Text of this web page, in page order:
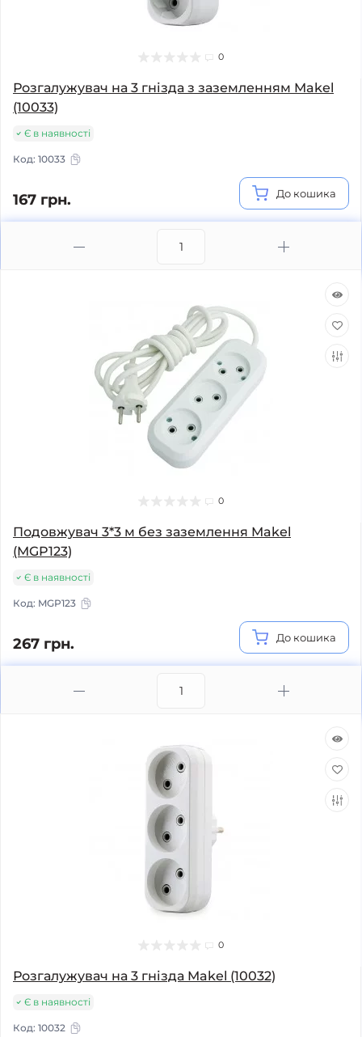
0
Розгалужувач на 3 гнізда з заземленням Makel
(10033)
Є в наявності
Код: 10033
167 грн. До кошика
0
Подовжувач 3*3 м без заземлення Makel
(MGP123)
Є в наявності
Код: MGP123
267 грн. До кошика
0
Розгалужувач на 3 гнізда Makel (10032)
Є в наявності
Код: 10032